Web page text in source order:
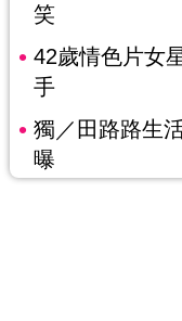
笑
42歲情色片女
手
獨／田路路生
曝